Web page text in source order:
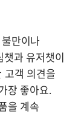
만이나
과 유저챗이
고객 의견을
장 좋아요.
을 계속